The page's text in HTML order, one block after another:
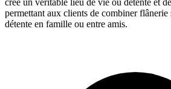
permettant aux clients de combiner
détente en famille ou entre amis.